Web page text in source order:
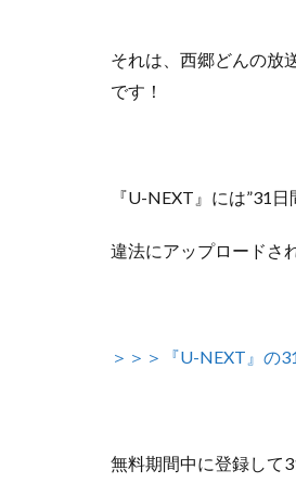
それは、西郷どんの放
です！
『U-NEXT』には”31
違法にアップロードさ
＞＞＞『U-NEXT』の
無料期間中に登録して